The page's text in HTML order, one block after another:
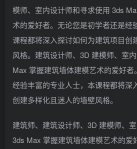
模师、室内设计师和寻求使用 3ds
术的爱好者。无论您是初学者还是经
课程都将深入探讨如何为建筑项目创
风格。建筑设计师、3D 建模师、室
Max 掌握建筑墙体建模艺术的爱好
经验丰富的专业人士，本课程都将深
创建多样化且迷人的墙壁风格。
建筑师、建筑设计师、3D 建模师、
3ds Max 掌握建筑墙体建模艺术的爱